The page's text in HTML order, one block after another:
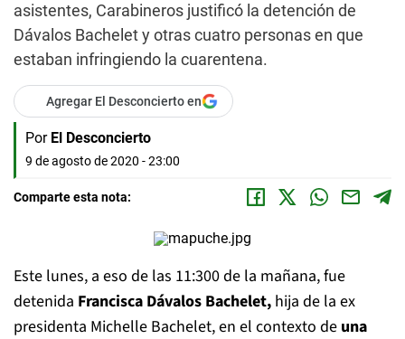
asistentes, Carabineros justificó la detención de
Dávalos Bachelet y otras cuatro personas en que
estaban infringiendo la cuarentena.
Agregar El Desconcierto en
Por El Desconcierto
9 de agosto de 2020 - 23:00
Comparte esta nota:
Este lunes, a eso de las 11:300 de la mañana, fue
detenida Francisca Dávalos Bachelet, hija de la ex
presidenta Michelle Bachelet, en el contexto de una